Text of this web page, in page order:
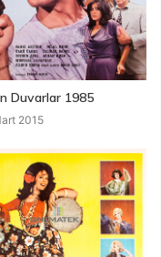
Duvarlar 1985
2015